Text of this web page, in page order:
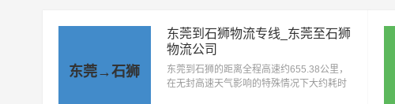
东莞→石狮
东莞到石狮物流专线_东莞至石狮
物流公司
东莞到石狮的距离全程高速约655.38公里，
在无封高速天气影响的特殊情况下大约耗时